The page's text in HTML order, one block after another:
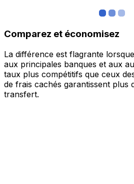
Comparez et économisez
La différence est flagrante
aux principales banques et aux
taux plus compétitifs que ceux
de frais cachés garantissent plus
transfert.